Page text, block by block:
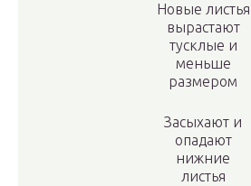
Новые листья
вырастают
тусклые и
меньше
размером
Засыхают и
опадают
нижние
листья